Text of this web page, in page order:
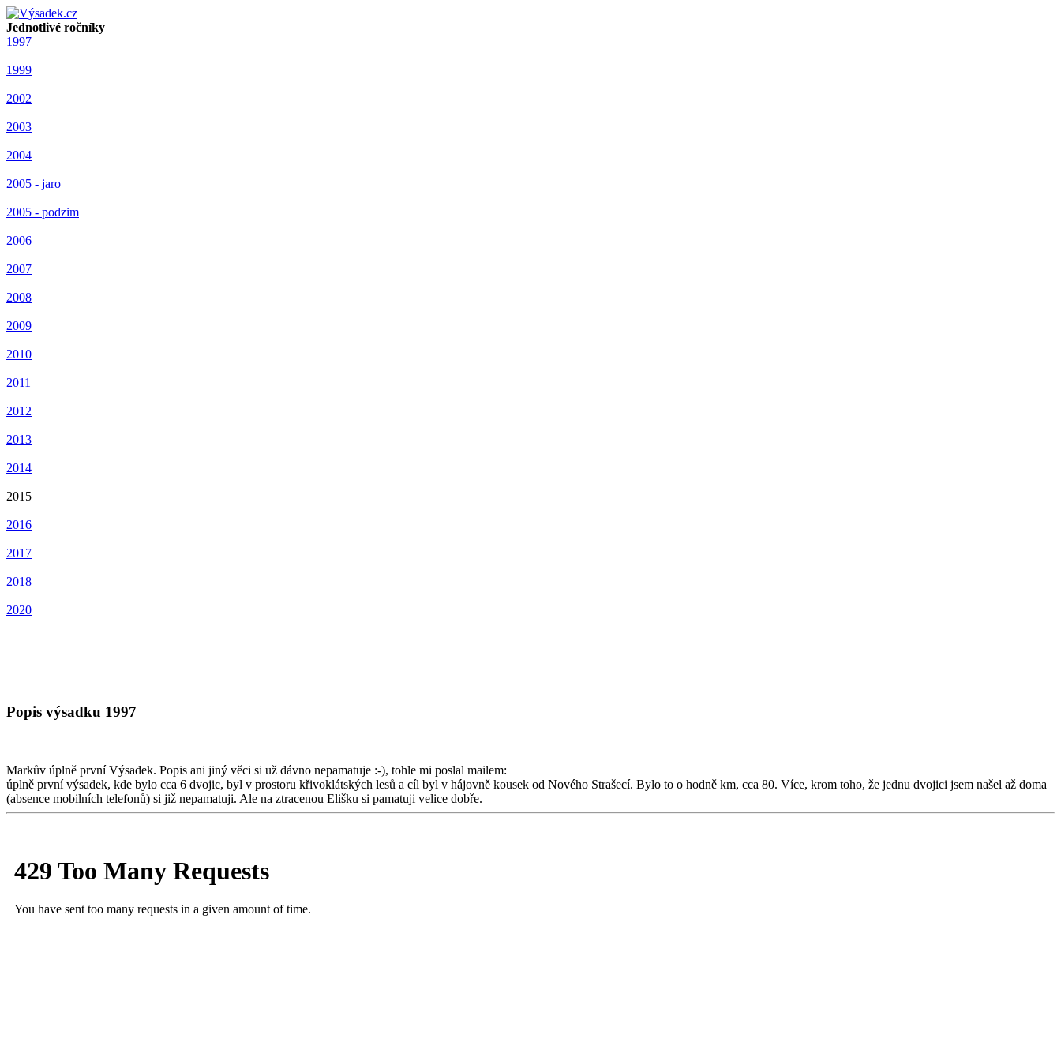
Jednotlivé ročníky
1997
1999
2002
2003
2004
2005 - jaro
2005 - podzim
2006
2007
2008
2009
2010
2011
2012
2013
2014
2015
2016
2017
2018
2020
Popis výsadku 1997
Markův úplně první Výsadek. Popis ani jiný věci si už dávno nepamatuje :-), tohle mi poslal mailem:
úplně první výsadek, kde bylo cca 6 dvojic, byl v prostoru křivoklátských lesů a cíl byl v hájovně kousek od Nového Strašecí. Bylo to o hodně km, cca 80. Více, krom toho, že jednu dvojici jsem našel až doma
(absence mobilních telefonů) si již nepamatuji. Ale na ztracenou Elišku si pamatuji velice dobře.